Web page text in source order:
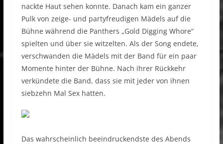
nackte Haut sehen konnte. Danach kam ein ganzer
Pulk von zeige- und partyfreudigen Mädels auf die
Bühne während die Panthers „Gold Digging Whore“
spielten und über sie witzelten. Als der Song endete,
verschwanden die Mädels mit der Band für ein paar
Momente hinter der Bühne. Nach ihrer Rückkehr
verkündete die Band, dass sie mit jeder von ihnen
siebzehn Mal Sex hatten.
Das wahrscheinlich beeindruckendste des Abends